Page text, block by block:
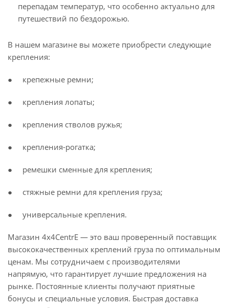
перепадам температур, что особенно актуально для
путешествий по бездорожью.
В нашем магазине вы можете приобрести следующие
крепления:
● крепежные ремни;
● крепления лопаты;
● крепления стволов ружья;
● крепления-рогатка;
● ремешки сменные для крепления;
● стяжные ремни для крепления груза;
● универсальные крепления.
Магазин 4x4CentrE — это ваш проверенный поставщик
высококачественных креплений груза по оптимальным
ценам. Мы сотрудничаем с производителями
напрямую, что гарантирует лучшие предложения на
рынке. Постоянные клиенты получают приятные
бонусы и специальные условия. Быстрая доставка